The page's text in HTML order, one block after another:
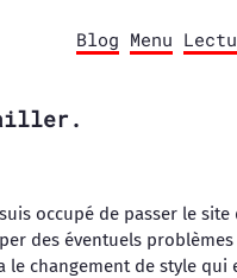
Blog Menu
occupé de passer le site
des éventuels
changement de style qui